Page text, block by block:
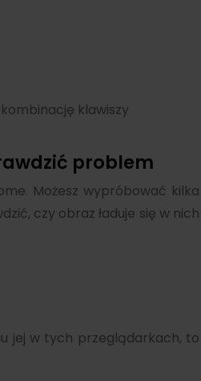
klawiszy
problem
Możesz wypróbować kilka
czy obraz ładuje się w nich
jej w tych przeglądarkach, to